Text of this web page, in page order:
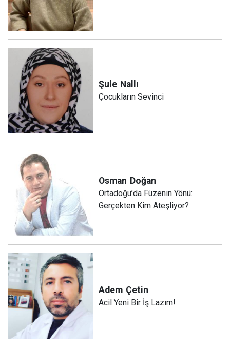
Şule Nallı
Çocukların Sevinci
Osman Doğan
Ortadoğu’da Füzenin Yönü:
Gerçekten Kim Ateşliyor?
Adem Çetin
Acil Yeni Bir İş Lazım!